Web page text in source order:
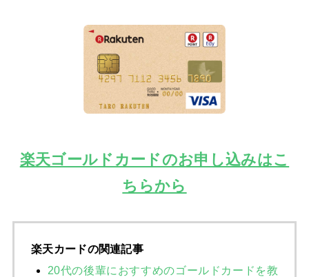
楽天ゴールドカードのお申し込みはこ
ちらから
楽天カードの関連記事
20代の後輩におすすめのゴールドカードを教